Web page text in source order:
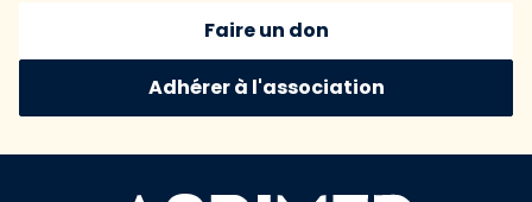
Faire un don
Adhérer à l'association